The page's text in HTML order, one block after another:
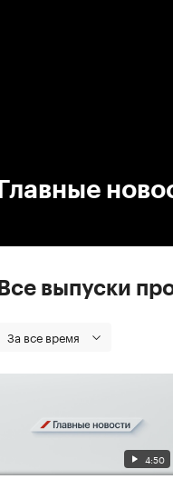
Главные
Все выпуски
За все время
4:50